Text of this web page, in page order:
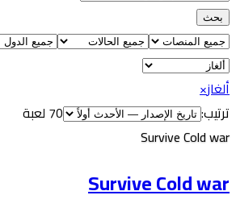
بحث
ألغاز×
ترتيب:
70 لعبة
Survive Cold war
Survive Cold war